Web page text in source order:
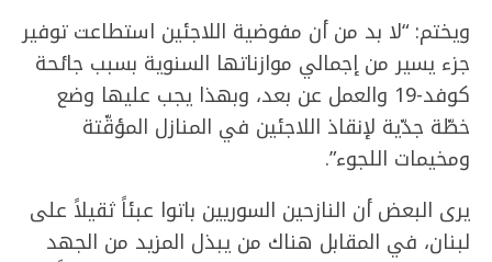
ويختم: “لا بد من أن مفوضية اللاجئين استطاعت توفير
جزء يسير من إجمالي موازناتها السنوية بسبب جائحة
كوفد-19 والعمل عن بعد، وبهذا يجب عليها وضع
خطّة جدّية لإنقاذ اللاجئين في المنازل المؤقّتة
ومخيمات اللجوء”.
يرى البعض أن النازحين السوريين باتوا عبئاً ثقيلاً على
لبنان، في المقابل هناك من يبذل المزيد من الجهد